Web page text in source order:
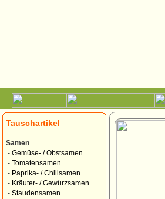
Tauschartikel
Samen
- Gemüse- / Obstsamen
- Tomatensamen
- Paprika- / Chilisamen
- Kräuter- / Gewürzsamen
- Staudensamen